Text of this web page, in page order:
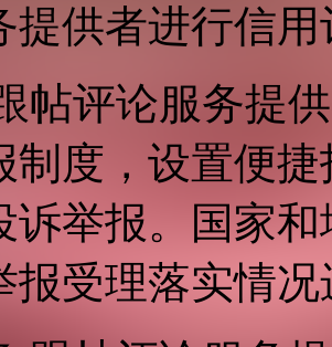
提供者进行信用
帖评论服务提
制度，设置便
诉举报。国家
报受理落实情